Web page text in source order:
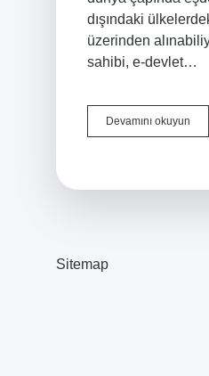
dışındaki
üzerinden
sahibi, e-devlet…
Devamını okuyun
Sitemap